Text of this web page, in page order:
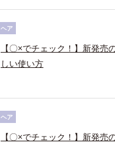
ヘア
【〇×でチェック！】新発売
しい使い方
ヘア
【〇×でチェック！】新発売